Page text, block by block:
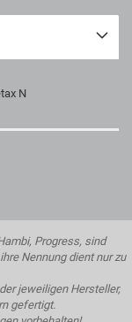
N
Progress, sind
Nennung dient nur zu
jeweiligen Hersteller,
gefertigt.